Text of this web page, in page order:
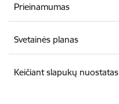
Prieinamumas
Svetainės planas
Keičiant slapukų nuostatas